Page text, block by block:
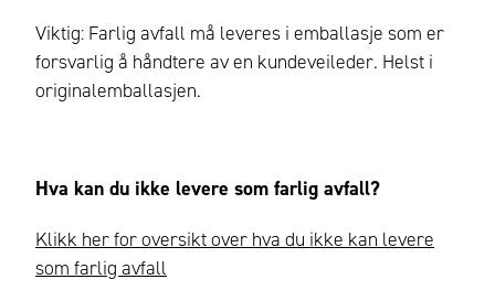
Viktig: Farlig avfall må leveres i emballasje som er
forsvarlig å håndtere av en kundeveileder. Helst i
originalemballasjen.
Hva kan du ikke levere som farlig avfall?
Klikk her for oversikt over hva du ikke kan levere
som farlig avfall